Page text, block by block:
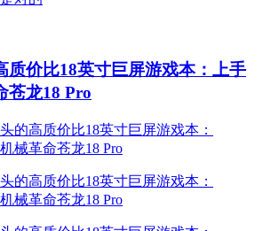
质价比18英寸巨屏游戏本：上手
苍龙18 Pro